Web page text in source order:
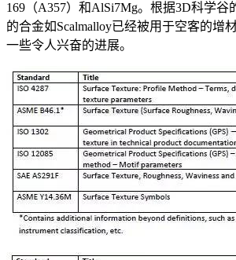
169（A357）和AlSi7Mg。根据3D科学谷
的合金如Scalmalloy已经被用于空客的增
一些令人兴奋的进展。